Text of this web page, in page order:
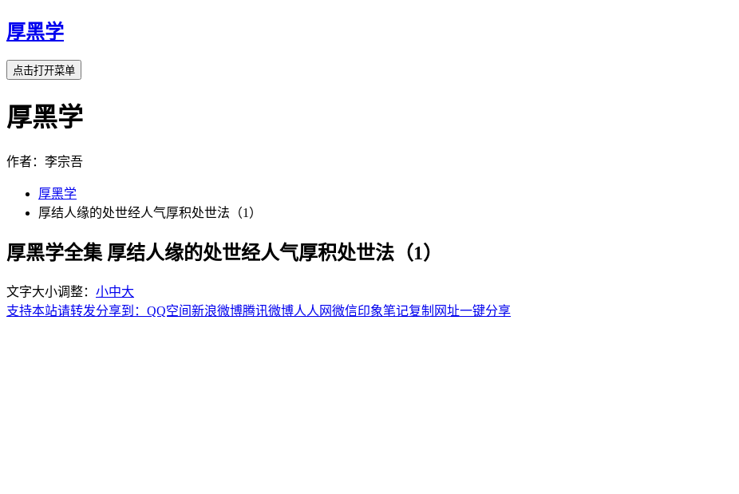
厚黑学
点击打开菜单
厚黑学
作者：李宗吾
厚黑学
厚结人缘的处世经人气厚积处世法（1）
厚黑学全集 厚结人缘的处世经人气厚积处世法（1）
文字大小调整： 小中大
支持本站请转发分享到： QQ空间新浪微博腾讯微博人人网微信印象笔记复制网址一键分享